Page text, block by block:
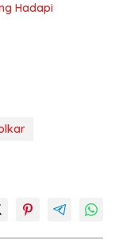
Hadapi